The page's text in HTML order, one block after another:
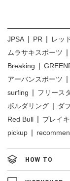
JPSA PR レッ
ムラサキスポーツ
Breaking
アーバンスポーツ
surfing
フリース
ボルダリング
ダ
Red Bull
ブレイ
pickup
HOW TO